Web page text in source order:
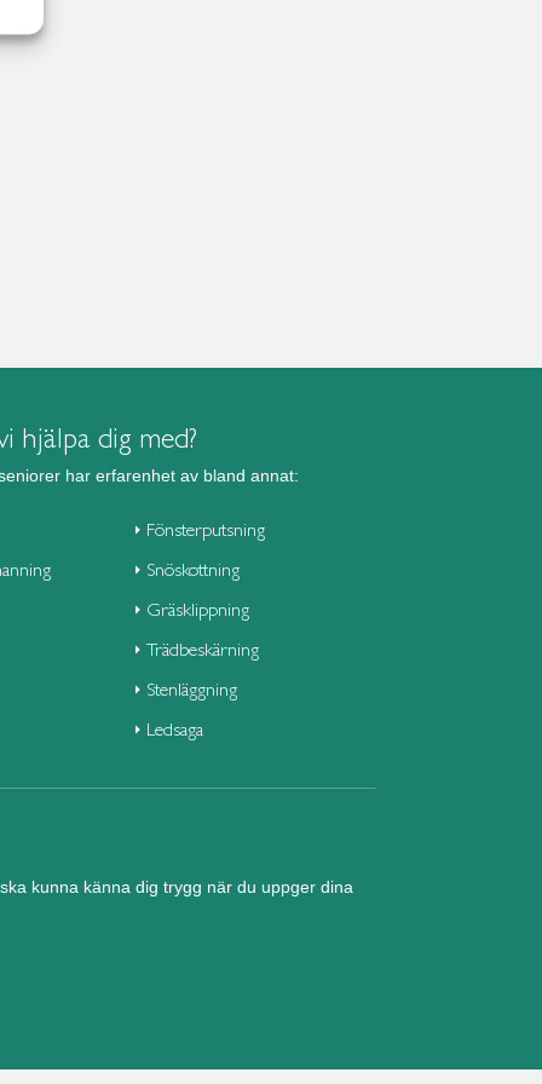
hjälpa dig med?
har erfarenhet av bland annat:
Fönsterputsning
Snöskottning
Gräsklippning
Trädbeskärning
Stenläggning
Ledsaga
kunna känna dig trygg när du uppger dina